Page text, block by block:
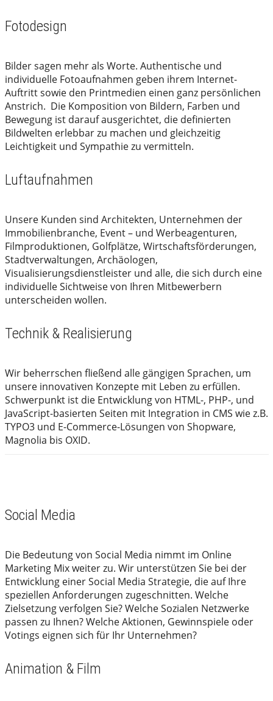
Fotodesign
Bilder sagen mehr als Worte. Authentische und
individuelle Fotoaufnahmen geben ihrem Internet-
Auftritt sowie den Printmedien einen ganz persönlichen
Anstrich. Die Komposition von Bildern, Farben und
Bewegung ist darauf ausgerichtet, die definierten
Bildwelten erlebbar zu machen und gleichzeitig
Leichtigkeit und Sympathie zu vermitteln.
Luftaufnahmen
Unsere Kunden sind Architekten, Unternehmen der
Immobilienbranche, Event – und Werbeagenturen,
Filmproduktionen, Golfplätze, Wirtschaftsförderungen,
Stadtverwaltungen, Archäologen,
Visualisierungsdienstleister und alle, die sich durch eine
individuelle Sichtweise von Ihren Mitbewerbern
unterscheiden wollen.
Technik & Realisierung
Wir beherrschen fließend alle gängigen Sprachen, um
unsere innovativen Konzepte mit Leben zu erfüllen.
Schwerpunkt ist die Entwicklung von HTML-, PHP-, und
JavaScript-basierten Seiten mit Integration in CMS wie z.B.
TYPO3 und E-Commerce-Lösungen von Shopware,
Magnolia bis OXID.
Social Media
Die Bedeutung von Social Media nimmt im Online
Marketing Mix weiter zu. Wir unterstützen Sie bei der
Entwicklung einer Social Media Strategie, die auf Ihre
speziellen Anforderungen zugeschnitten. Welche
Zielsetzung verfolgen Sie? Welche Sozialen Netzwerke
passen zu Ihnen? Welche Aktionen, Gewinnspiele oder
Votings eignen sich für Ihr Unternehmen?
Animation & Film